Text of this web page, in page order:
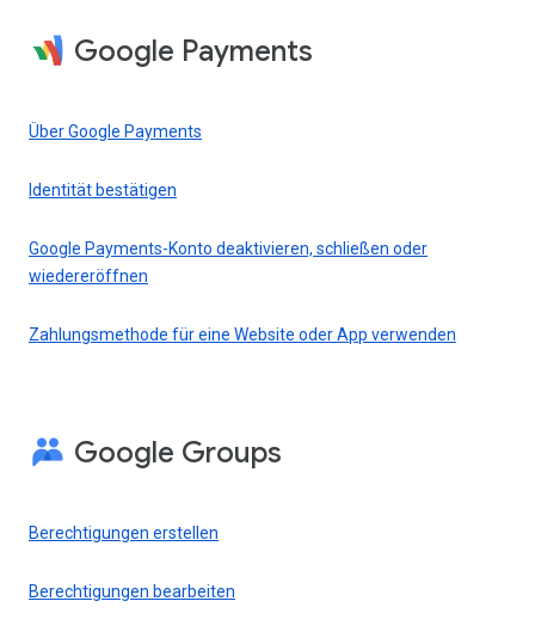
Google Payments
Über Google Payments
Identität bestätigen
Google Payments-Konto deaktivieren, schließen oder
wiedereröffnen
Zahlungsmethode für eine Website oder App verwenden
Google Groups
Berechtigungen erstellen
Berechtigungen bearbeiten